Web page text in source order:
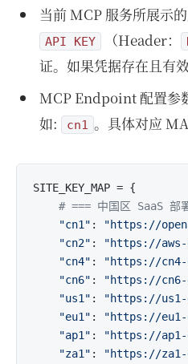
当前 MCP 服务所展⽰
API KEY （Header：
证。如果凭据存在且有
MCP Endpoint 配置参
如:
cn1 。具体对应
SITE_KEY_MAP = {
# === 中国区 SaaS 部
"cn1" : "https://
"cn2" : "https://aws-
"cn4" : "https://cn4-
"cn6" : "https://cn6-
"us1" : "https://us1-
"eu1" : "https://eu1-
"ap1" : "https://ap1-
"za1" : "https://za1-